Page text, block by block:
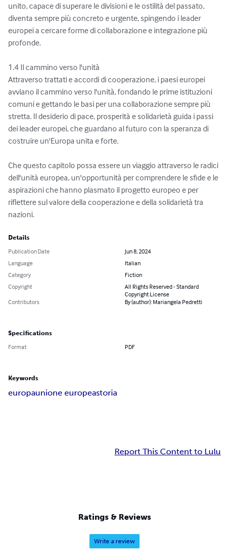
unito, capace di superare le divisioni e le ostilità del passato,
diventa sempre più concreto e urgente, spingendo i leader
europei a cercare forme di collaborazione e integrazione più
profonde.
1.4 Il cammino verso l'unità
Attraverso trattati e accordi di cooperazione, i paesi europei
avviano il cammino verso l'unità, fondando le prime istituzioni
comuni e gettando le basi per una collaborazione sempre più
stretta. Il desiderio di pace, prosperità e solidarietà guida i passi
dei leader europei, che guardano al futuro con la speranza di
costruire un'Europa unita e forte.
Che questo capitolo possa essere un viaggio attraverso le radici
dell'unità europea, un'opportunità per comprendere le sfide e le
aspirazioni che hanno plasmato il progetto europeo e per
riflettere sul valore della cooperazione e della solidarietà tra
nazioni.
Details
Publication Date
Jun 8, 2024
Language
Italian
Category
Fiction
Copyright
All Rights Reserved - Standard
Copyright License
Contributors
By (author): Mariangela Pedretti
Specifications
Format PDF
Keywords
europaunione europeastoria
Report This Content to Lulu
Ratings & Reviews
Write a review